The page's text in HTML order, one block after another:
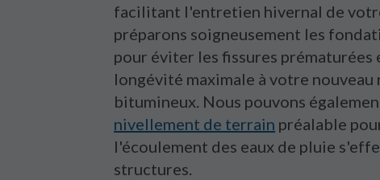
facilitant l'entretien hivernal de
préparons soigneusement les
pour éviter les fissures prématurées
longévité maximale à votre
bitumineux. Nous pouvons
nivellement de terrain préalable
l'écoulement des eaux de pluie
structures.